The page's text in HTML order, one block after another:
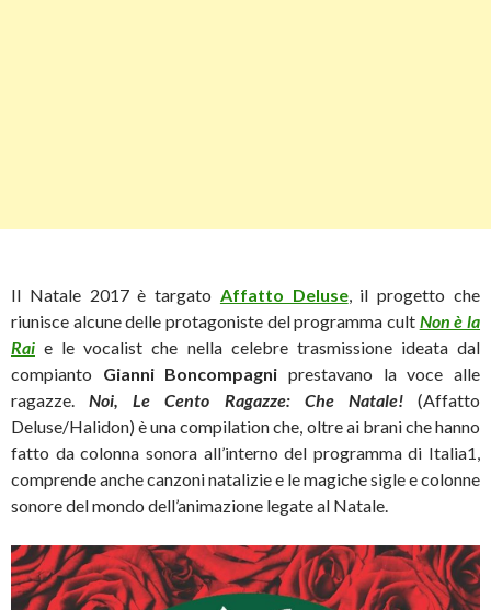
Il Natale 2017 è targato Affatto Deluse, il progetto che
riunisce alcune delle protagoniste del programma cult Non è la
Rai e le vocalist che nella celebre trasmissione ideata dal
compianto Gianni Boncompagni prestavano la voce alle
ragazze.
Noi, Le Cento Ragazze: Che Natale! (Affatto
Deluse/Halidon) è una compilation che, oltre ai brani che hanno
fatto da colonna sonora all’interno del programma di Italia1,
comprende anche canzoni natalizie e le magiche sigle e colonne
sonore del mondo dell’animazione legate al Natale.